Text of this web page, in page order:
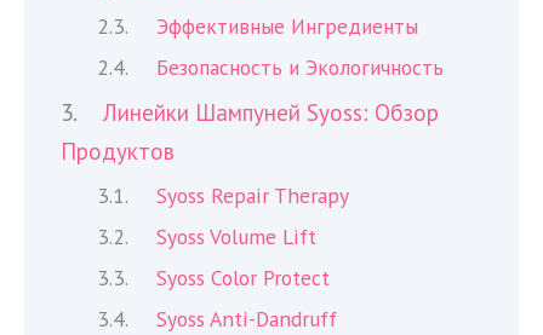
Эффективные Ингредиенты
Безопасность и Экологичность
Линейки Шампуней Syoss: Обзор
Продуктов
Syoss Repair Therapy
Syoss Volume Lift
Syoss Color Protect
Syoss Anti-Dandruff